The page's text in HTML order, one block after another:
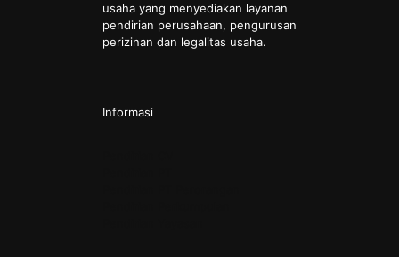
usaha yang menyediakan layanan
pendirian perusahaan, pengurusan
perizinan dan legalitas usaha.
Informasi